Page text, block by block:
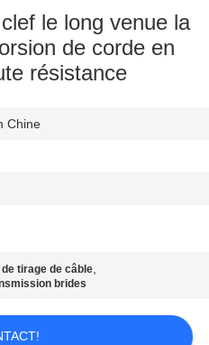
le long venue la
de corde en
résistance
Chine
tirage de câble,
brides